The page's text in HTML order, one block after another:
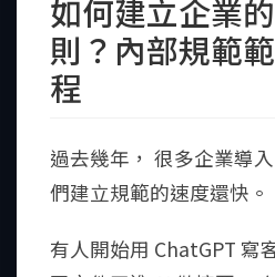
如何建立企業
則？內部規範
程
過去幾年， 很多企業導
們建立規範的速度還快。
有人開始用 ChatGPT 寫